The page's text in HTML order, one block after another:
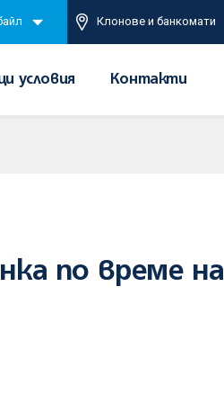
Клонове и банкомати
условия Контакти
по време на